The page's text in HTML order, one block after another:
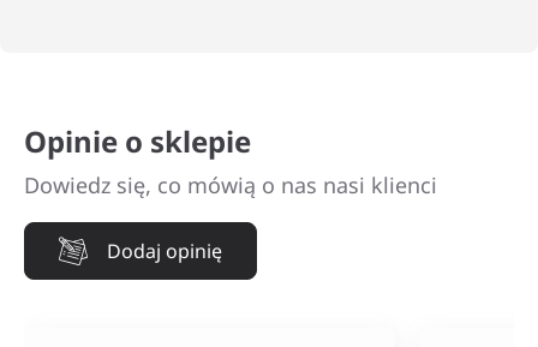
Opinie o sklepie
Dowiedz się, co mówią o nas nasi klienci
Dodaj opinię